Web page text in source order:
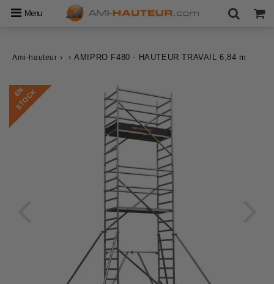
Menu
Ami-hauteur › › AMIPRO F480 - HAUTEUR TRAVAIL 6,84 m
E
N
S
T
O
C
K